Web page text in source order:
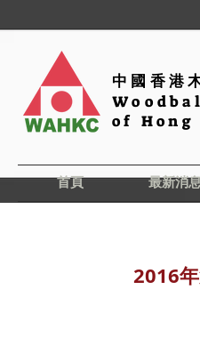
中國香港
of Hong
2016
首頁 最新消